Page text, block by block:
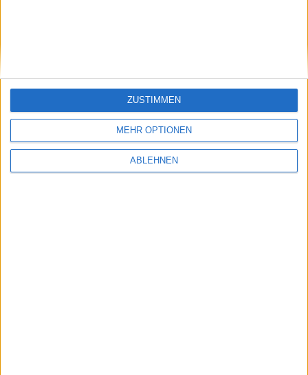
MEHR OPTIONEN
ABLEHNEN
ZUSTIMMEN
iBooks 1.1.1: Stabilitätsverbesserungen,